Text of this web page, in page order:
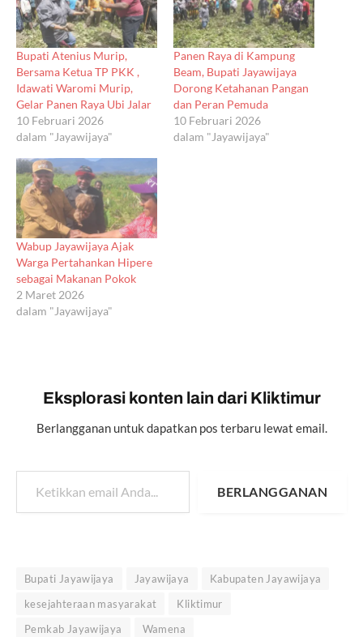
Bupati Atenius Murip,
Bersama Ketua TP PKK ,
Idawati Waromi Murip,
Gelar Panen Raya Ubi Jalar
10 Februari 2026
dalam "Jayawijaya"
Panen Raya di Kampung
Beam, Bupati Jayawijaya
Dorong Ketahanan Pangan
dan Peran Pemuda
10 Februari 2026
dalam "Jayawijaya"
Wabup Jayawijaya Ajak
Warga Pertahankan Hipere
sebagai Makanan Pokok
2 Maret 2026
dalam "Jayawijaya"
Eksplorasi konten lain dari Kliktimur
Berlangganan untuk dapatkan pos terbaru lewat email.
Ketikkan email Anda...
BERLANGGANAN
Bupati Jayawijaya Jayawijaya
Kabupaten Jayawijaya
kesejahteraan masyarakat
Kliktimur
Pemkab Jayawijaya
Wamena